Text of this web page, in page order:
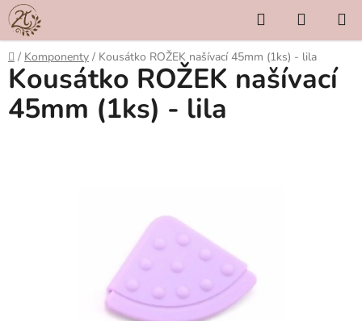
Přejít
na
obsah
Hledat
KOŠÍK
Domů
/ Komponenty / Kousátko ROŽEK našívací 45mm (1ks) - lila
Kousátko ROŽEK našívací
45mm (1ks) - lila